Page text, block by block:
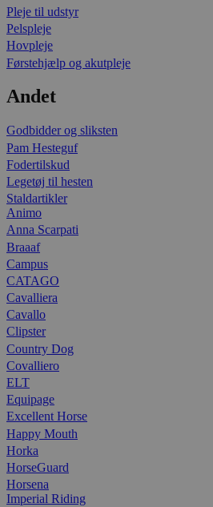
Pleje til udstyr
Pelspleje
Hovpleje
Førstehjælp og akutpleje
Andet
Godbidder og sliksten
Pam Hesteguf
Fodertilskud
Legetøj til hesten
Staldartikler
Animo
Anna Scarpati
Braaaf
Campus
CATAGO
Cavalliera
Cavallo
Clipster
Country Dog
Covalliero
ELT
Equipage
Excellent Horse
Happy Mouth
Horka
HorseGuard
Horsena
Imperial Riding